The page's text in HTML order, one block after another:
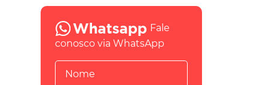
Fale
conosco via WhatsApp